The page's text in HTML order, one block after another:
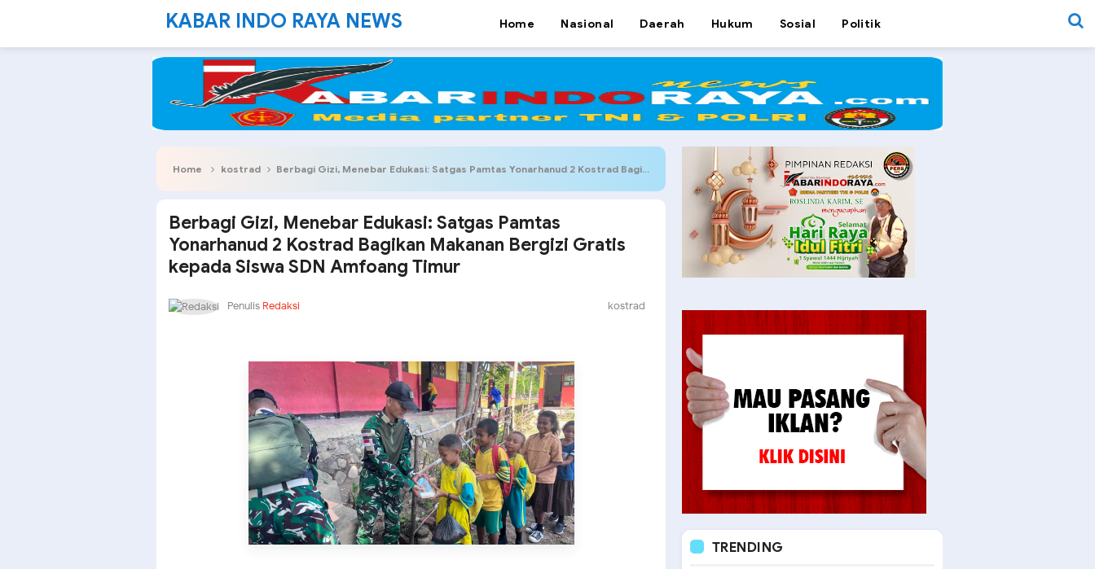
KABAR INDO RAYA NEWS Home Nasional Daerah Hukum Sosial Politik
Home kostrad Berbagi Gizi, Menebar Edukasi: Satgas Pamtas Yonarhanud 2 Kostrad Bagikan Makanan Bergizi Gratis kepada Siswa SDN Amfoang Timur
Berbagi Gizi, Menebar Edukasi: Satgas Pamtas
Yonarhanud 2 Kostrad Bagikan Makanan Bergizi Gratis
kepada Siswa SDN Amfoang Timur
Penulis Redaksi kostrad
TRENDING